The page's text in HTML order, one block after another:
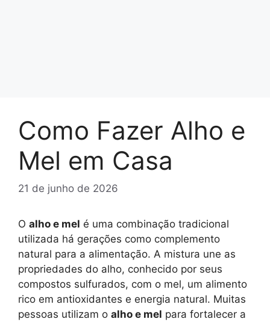
Como Fazer Alho e
Mel em Casa
21 de junho de 2026
O alho e mel é uma combinação tradicional
utilizada há gerações como complemento
natural para a alimentação. A mistura une as
propriedades do alho, conhecido por seus
compostos sulfurados, com o mel, um alimento
rico em antioxidantes e energia natural. Muitas
pessoas utilizam o alho e mel para fortalecer a